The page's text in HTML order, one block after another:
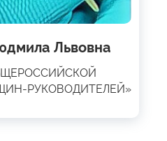
Львовна
РУКОВОДИТЕЛЕЙ»